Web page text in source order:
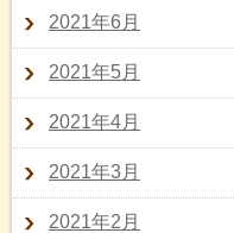
2021年6月
2021年5月
2021年4月
2021年3月
2021年2月